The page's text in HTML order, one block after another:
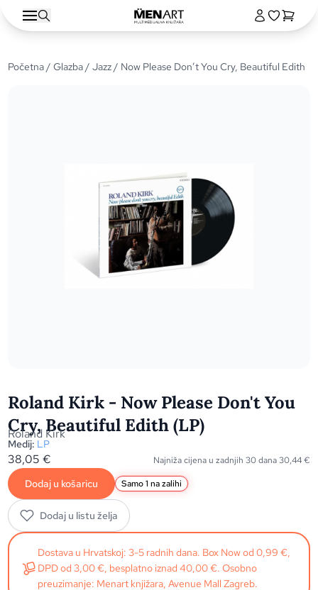
Početna/Glazba/Jazz/ Now Please Don’t You Cry, Beautiful Edith
Roland Kirk - Now Please Don't You
Cry, Beautiful Edith (LP)
Roland Kirk
Medij: LP
38,05€ Najniža cijena u zadnjih 30 dana30,44€
Dodaj u košaricu Samo 1 na zalihi
Dodaj u listu želja
Dostava u Hrvatskoj: 3-5 radnih dana. Box Now od 0,99 €,
DPD od 3,00 €, besplatno iznad 40,00 €. Osobno
preuzimanje: Menart knjižara, Avenue Mall Zagreb.